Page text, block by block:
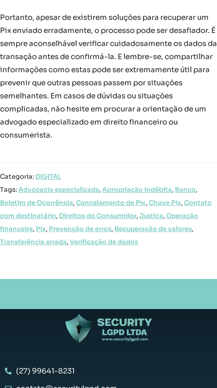
Portanto, apesar de existirem soluções para recuperar um
Pix enviado erradamente, o processo pode ser desafiador. É
sempre aconselhável verificar cuidadosamente os dados da
transação antes de confirmá-la. E lembre-se, compartilhar
informações como estas pode ser extremamente útil para
prevenir que outras pessoas passem por situações
semelhantes. Em casos de dúvidas ou situações
complicadas, não hesite em procurar a orientação de um
advogado especializado em direito financeiro ou
consumerista.
Categoria: DIGITAL
Tags:Advocacia especializada,Apropriação indébita, Banco,
Boletim de Ocorrência,Cancelamento de Pix,Chave Pix,Contato
com destinatário, Direitos do Consumidor,Justiça,Operação
financeira, Pix, Prevenção de erros, Recuperação de valores,
Transferência errada,Verificação de dados
(27) 99641-8231